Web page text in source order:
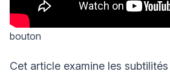
bouton
Cet article examine les